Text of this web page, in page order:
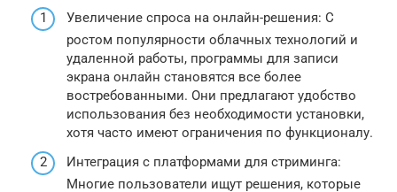
Увеличение спроса на онлайн-решения: С
ростом популярности облачных технологий и
удаленной работы, программы для записи
экрана онлайн становятся все более
востребованными. Они предлагают удобство
использования без необходимости установки,
хотя часто имеют ограничения по функционалу.
Интеграция с платформами для стриминга:
Многие пользователи ищут решения, которые